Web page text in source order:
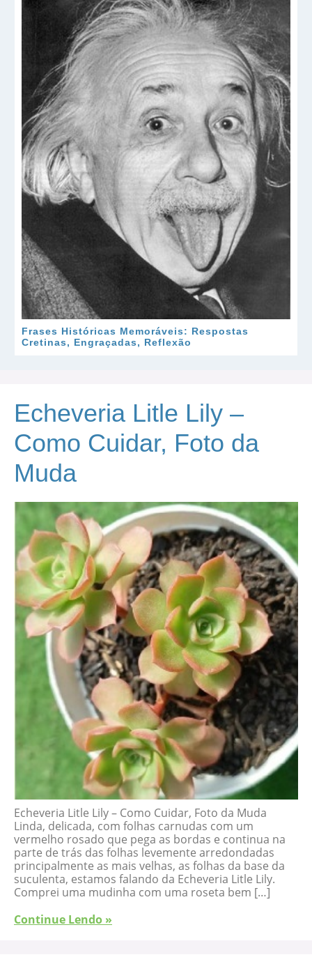
Frases Históricas Memoráveis: Respostas
Cretinas, Engraçadas, Reflexão
Echeveria Litle Lily –
Como Cuidar, Foto da
Muda
Echeveria Litle Lily – Como Cuidar, Foto da Muda
Linda, delicada, com folhas carnudas com um
vermelho rosado que pega as bordas e continua na
parte de trás das folhas levemente arredondadas
principalmente as mais velhas, as folhas da base da
suculenta, estamos falando da Echeveria Litle Lily.
Comprei uma mudinha com uma roseta bem […]
Continue Lendo »